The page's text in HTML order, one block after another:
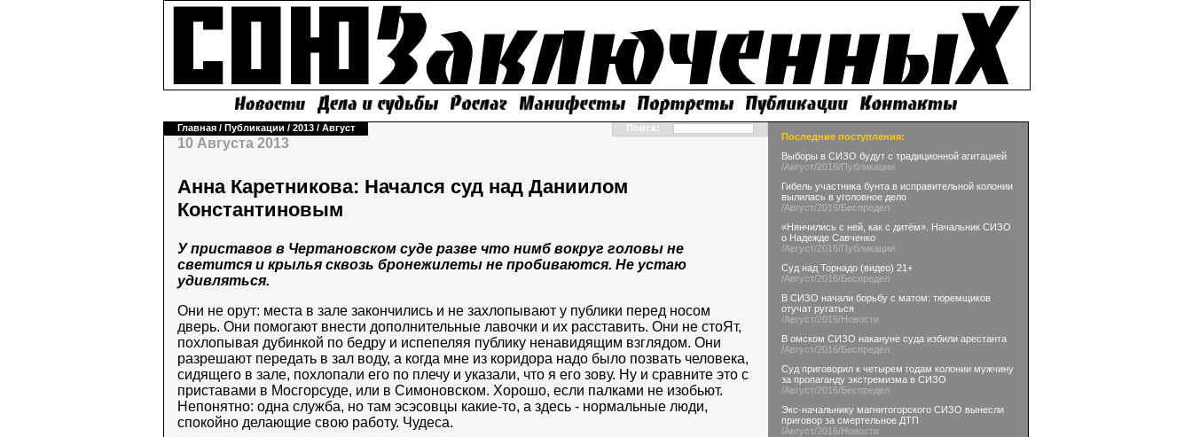
Главная / Публикации / 2013 / Август Поиск:
10 Августа 2013
Анна Каретникова: Начался суд над Даниилом
Константиновым
У приставов в Чертановском суде разве что нимб вокруг головы не
светится и крылья сквозь бронежилеты не пробиваются. Не устаю
удивляться.
Они не орут: места в зале закончились и не захлопывают у публики перед носом
дверь. Они помогают внести дополнительные лавочки и их расставить. Они не стоЯт,
похлопывая дубинкой по бедру и испепеляя публику ненавидящим взглядом. Они
разрешают передать в зал воду, а когда мне из коридора надо было позвать человека,
сидящего в зале, похлопали его по плечу и указали, что я его зову. Ну и сравните это с
приставами в Мосгорсуде, или в Симоновском. Хорошо, если палками не изобьют.
Непонятно: одна служба, но там эсэсовцы какие-то, а здесь - нормальные люди,
спокойно делающие свою работу. Чудеса.
Последние поступления:
Выборы в СИЗО будут с традиционной агитацией
/Август/2016/Публикации
Гибель участника бунта в исправительной колонии
вылилась в уголовное дело
/Август/2016/Беспредел
«Нянчились с ней, как с дитём». Начальник СИЗО
о Надежде Савченко
/Август/2016/Публикации
Суд над Торнадо (видео) 21+
/Август/2016/Беспредел
В СИЗО начали борьбу с матом: тюремщиков
отучат ругаться
/Август/2016/Новости
В омском СИЗО накануне суда избили арестанта
/Август/2016/Беспредел
Суд приговорил к четырем годам колонии мужчину
за пропаганду экстремизма в СИЗО
/Август/2016/Беспредел
Экс-начальнику магнитогорского СИЗО вынесли
приговор за смертельное ДТП
/Август/2016/Новости